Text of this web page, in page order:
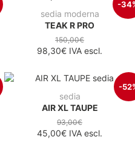
-
sedia moderna
TEAK R PRO
150,00€
98,30€ IVA escl.
-
sedia
AIR XL TAUPE
93,00€
45,00€ IVA escl.